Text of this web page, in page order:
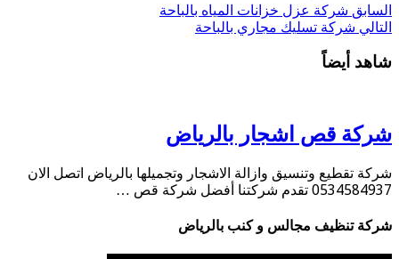
السابق شركة عزل خزانات المياه بالباحة
التالي شركة تسليك مجاري بالباحة
شاهد أيضاً
شركة قص اشجار بالرياض
شركة تقطيع وتنسيق وازالة الاشجار وتجميلها بالرياض اتصل الان
0534584937 تقدم شركتنا أفضل شركة قص …
شركة تنظيف مجالس و كنب بالرياض